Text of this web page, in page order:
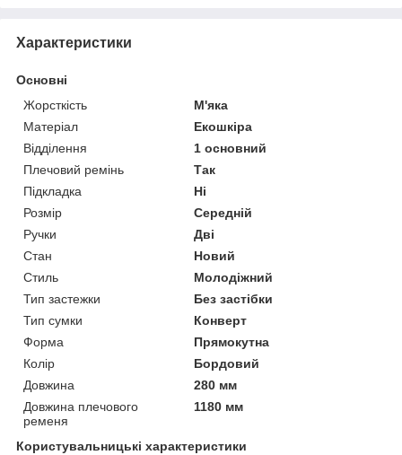
Характеристики
Основні
Жорсткість
М'яка
Матеріал
Екошкіра
Відділення
1 основний
Плечовий ремінь
Так
Підкладка
Ні
Розмір
Середній
Ручки
Дві
Стан
Новий
Стиль
Молодіжний
Тип застежки
Без застібки
Тип сумки
Конверт
Форма
Прямокутна
Колір
Бордовий
Довжина
280 мм
Довжина плечового
ременя
1180 мм
Користувальницькі характеристики